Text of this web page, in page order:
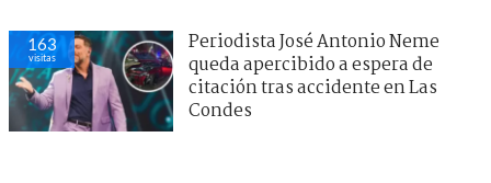
163
visitas
Periodista José Antonio Neme
queda apercibido a espera de
citación tras accidente en Las
Condes